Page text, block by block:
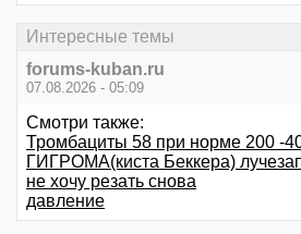
Интересные темы
forums-kuban.ru
07.08.2026 - 05:09
Смотри также:
Трoмбациты 58 при норме 200 -
ГИГРОМА(киста Беккера)
не хочу резать снова
давление